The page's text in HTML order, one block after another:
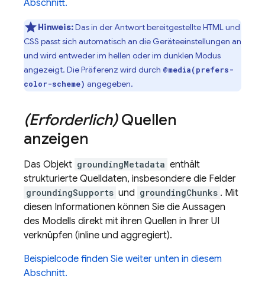
Abschnitt.
Hinweis:Das in der Antwort bereitgestellte HTML und
CSS passt sich automatisch an die Geräteeinstellungen an
und wird entweder im hellen oder im dunklen Modus
angezeigt. Die Präferenz wird durch @media(prefers-
color-scheme) angegeben.
(Erforderlich)Quellen
anzeigen
Das Objekt groundingMetadata enthält
strukturierte Quelldaten, insbesondere die Felder
groundingSupports und groundingChunks . Mit
diesen Informationen können Sie die Aussagen
des Modells direkt mit ihren Quellen in Ihrer UI
verknüpfen (inline und aggregiert).
Beispielcode finden Sie weiter unten in diesem
Abschnitt.